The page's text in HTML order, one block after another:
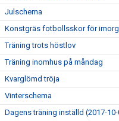
Julschema
Konstgräs fotbollsskor för
Träning trots höstlov
Träning inomhus på måndag
Kvarglömd tröja
Vinterschema
Dagens träning inställd (2017-10-